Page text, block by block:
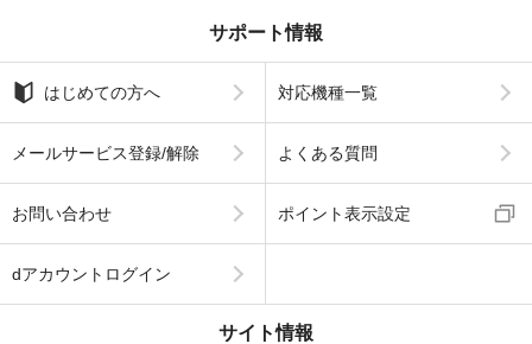
サポート情報
はじめての方へ 対応機種一覧
メールサービス登録/解除 よくある質問
お問い合わせ ポイント表示設定
dアカウントログイン
サイト情報